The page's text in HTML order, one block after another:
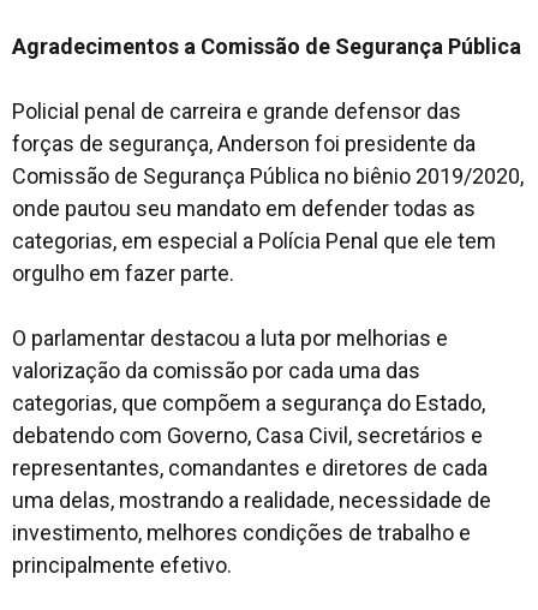
Agradecimentos a Comissão de Segurança Pública
Policial penal de carreira e grande defensor das
forças de segurança, Anderson foi presidente da
Comissão de Segurança Pública no biênio 2019/2020,
onde pautou seu mandato em defender todas as
categorias, em especial a Polícia Penal que ele tem
orgulho em fazer parte.
O parlamentar destacou a luta por melhorias e
valorização da comissão por cada uma das
categorias, que compõem a segurança do Estado,
debatendo com Governo, Casa Civil, secretários e
representantes, comandantes e diretores de cada
uma delas, mostrando a realidade, necessidade de
investimento, melhores condições de trabalho e
principalmente efetivo.